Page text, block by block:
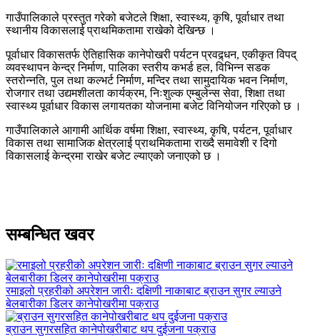
गाउँपालिकाले प्रस्तुत गरेको बजेटले शिक्षा, स्वास्थ्य, कृषि, पूर्वाधार तथा
स्थानीय विकासलाई प्राथमिकतामा राखेको देखिन्छ ।
पूर्वाधार विकासतर्फ ऐतिहासिक कानेपोखरी पर्यटन प्रवद्र्धन, एकीकृत विपद्
व्यवस्थापन केन्द्र निर्माण, पालिका स्तरीय कभर्ड हल, विभिन्न सडक
स्तरोन्नति, पुल तथा कल्भर्ट निर्माण, मन्दिर तथा सामुदायिक भवन निर्माण,
रोजगार तथा उद्यमशीलता कार्यक्रम, निःशुल्क एम्बुलेन्स सेवा, शिक्षा तथा
स्वास्थ्य पूर्वाधार विकास लगायतका योजनामा बजेट विनियोजन गरिएको छ ।
गाउँपालिकाले आगामी आर्थिक वर्षमा शिक्षा, स्वास्थ्य, कृषि, पर्यटन, पूर्वाधार
विकास तथा सामाजिक क्षेत्रलाई प्राथमिकतामा राख्दै समावेशी र दिगो
विकासलाई केन्द्रमा राखेर बजेट ल्याएको जनाएको छ ।
सम्बन्धित खवर
रमाइलो प्रहरीको अपरेशन जारीः दक्षिणी नाकाबाट ब्राउन सुगर ल्याउने
बेलबारीका डिलर कानेपोखरीमा पक्राउ
ब्राउन सुगरसहित कानेपोखरीबाट थप दुईजना पक्राउ